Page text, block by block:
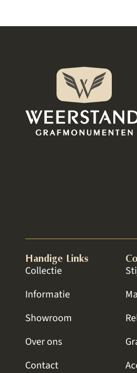
Vriendelijke en
waren heel plezierig, er
wat ik mooi vind. Het
Handige Links
Collectie
Informatie
Showroom
Over ons
Contact